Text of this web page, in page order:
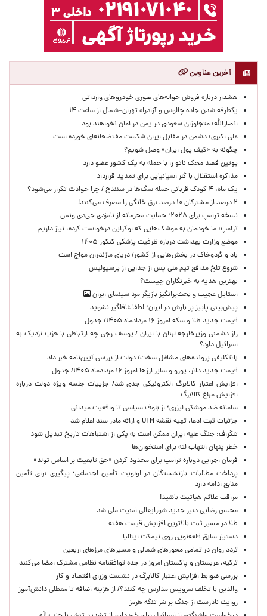
آخرین عناوین
هشدار درباره فروش حواله‌های صوری خودروهای وارداتی
یکطرفه شدن جاده چالوس و آزادراه تهران–شمال از ساعت ۱۴
انصارالله: متجاوزان سعودی در یمن در امان نخواهند بود
علی اکبری: دشمن در مقابل ایران شکست مفتضحانه‌ای خورده است
چگونه به «کیف پول ایران» وصل شویم؟
پوتین قصد محک ناتو را با حمله به یک کشور عضو دارد
مذاکره استقلال با گلر اسپانیایی برای تمدید قرارداد
یک ماه، ۴ کودک قربانی حمله سگ‌ها در سنندج / چرا حوادث تکرار می‌شود؟
۲ درصد از مشترکان ۱۰ درصد برق خانگی را مصرف می‌کنند!
نسخه ترامپ برای ۲۰۲۸؛ حمایت محرمانه از نامزدی جی‌دی ونس
ترامپ: ما خودمان به موشک‌هایی که اوکراین درخواست کرده، نیاز داریم
موضع وزارت بهداشت درباره ظرفیت پزشکی کنکور ۱۴۰۵
باد و گردوخاک در بخش‌هایی از کشور/ دریای مازندران مواج است
شروع تلخ مدافع تیم ملی پس از جدایی از پرسپولیس
بهترین هدیه به خبرنگاران چیست؟
استایل عجیب و بحث‌برانگیز بازیگر مرد سینمای ایران
پیش‌بینی پاییز پر بارش در ایران؛ لطفا غافلگیر نشوید
قیمت جدید طلا و سکه امروز ۱۶ مردادماه ۱۴۰۵/ جدول
راز دشمنی وزیرخارجه لبنان با ایران / یوسف رجی چه ارتباطی با حزب نزدیک به
اسرائیل دارد؟
بلاتکلیفی پرونده‌های مشاغل سخت/ دولت از بررسی آیین‌نامه خبر داد
قیمت جدید دلار، یورو و سایر ارزها امروز ۱۶ مردادماه ۱۴۰۵/ جدول
افزایش اعتبار کالابرگ الکترونیکی جدی شد/ جزییات جلسه ویژه دولت درباره
افزایش مبلغ کالابرگ
سامانه ضد موشکی لیزری؛ از بلوف سیاسی تا واقعیت میدانی
جزئیات ثبت ادعا، تهیه نقشه UTM و ارائه مادر سند اعلام شد
تلگراف: جنگ علیه ایران ممکن است به یکی از اشتباهات تاریخ تبدیل شود
خطر پنهان التهاب لثه برای استخوان‌ها
فرمان اجرایی دوباره ترامپ برای محدود کردن «حق تابعیت بر اساس تولد»
پرداخت مطالبات بازنشستگان در اولویت تأمین اجتماعی؛ پیگیری برای تأمین
منابع ادامه دارد
مراقب علائم هپاتیت باشید!
محسن رضایی دبیر جدید شورایعالی امنیت ملی شد
طلا در مسیر ثبت بالاترین افزایش قیمت هفته
دستیار سابق قلعه‌نویی روی نیمکت ایتالیا
تردد روان در تمامی محورهای شمالی و مسیرهای مرزهای اربعین
ترکیه، عربستان و پاکستان امروز در جده توافقنامه نظامی مشترک امضا می‌کنند
بررسی ضوابط افزایش اعتبار کالابرگ در نشست وزرای اقتصاد و کار
والدین با تخلف سرویس مدارس چه کنند؟/ از هزینه اضافه تا معطلی دانش‌آموز
روایت نادرست از جنگ بر سَر تنگه هرمز